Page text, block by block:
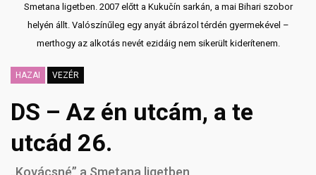
Smetana ligetben. 2007 előtt a Kukučín sarkán, a mai Bihari szobor
helyén állt. Valószínűleg egy anyát ábrázol térdén gyermekével –
merthogy az alkotás nevét ezidáig nem sikerült kiderítenem.
HAZAI VEZÉR
DS – Az én utcám, a te
utcád 26.
„Kovácsné” a Smetana ligetben